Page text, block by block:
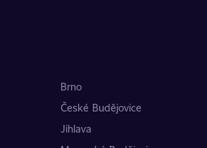
Brno
České Budějovice
Jihlava